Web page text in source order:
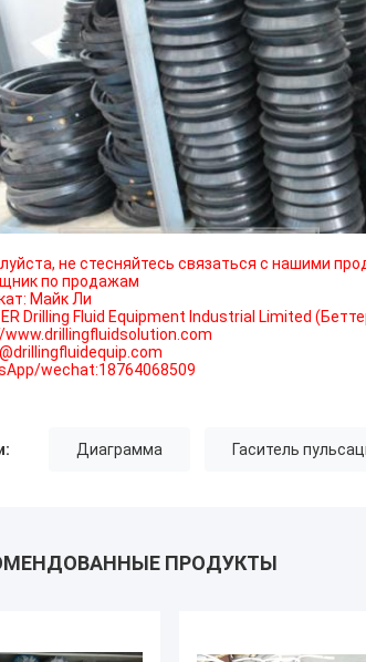
не стесняйтесь связаться с нашими
по продажам
Майк Ли
Drilling Fluid Equipment Industrial Limited
wechat:18764068509
Диаграмма Гаситель
ПРОДУКТЫ